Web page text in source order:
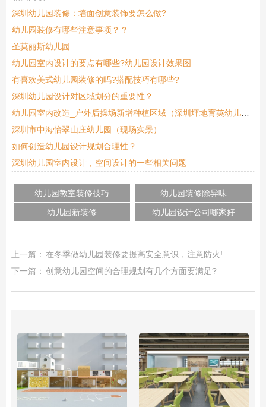
深圳幼儿园装修：墙面创意装饰要怎么做?
幼儿园装修有哪些注意事项？？
圣莫丽斯幼儿园
幼儿园室内设计的要点有哪些?幼儿园设计效果图
有喜欢美式幼儿园装修的吗?搭配技巧有哪些?
深圳幼儿园设计对区域划分的重要性？
幼儿园室内改造_户外后操场新增种植区域（深圳坪地育英幼儿园）
深圳市中海怡翠山庄幼儿园（现场实景）
如何创造幼儿园设计规划合理性？
深圳幼儿园室内设计，空间设计的一些相关问题
幼儿园教室装修技巧
幼儿园装修除异味
幼儿园新装修
幼儿园设计公司哪家好
上一篇： 在冬季做幼儿园装修要提高安全意识，注意防火!
下一篇： 创意幼儿园空间的合理规划有几个方面要满足?